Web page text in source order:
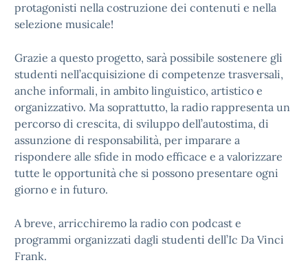
protagonisti nella costruzione dei contenuti e nella
selezione musicale!
Grazie a questo progetto, sarà possibile sostenere gli
studenti nell’acquisizione di competenze trasversali,
anche informali, in ambito linguistico, artistico e
organizzativo. Ma soprattutto, la radio rappresenta un
percorso di crescita, di sviluppo dell’autostima, di
assunzione di responsabilità, per imparare a
rispondere alle sfide in modo efficace e a valorizzare
tutte le opportunità che si possono presentare ogni
giorno e in futuro.
A breve, arricchiremo la radio con podcast e
programmi organizzati dagli studenti dell’Ic Da Vinci
Frank.